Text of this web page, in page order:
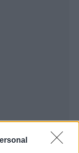
Google News